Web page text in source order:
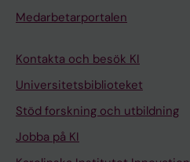
Medarbetarportalen
Kontakta och besök KI
Universitetsbiblioteket
Stöd forskning och utbildning
Jobba på KI